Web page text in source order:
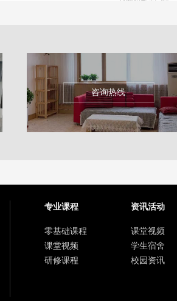
咨询热线
专业课程
零基础课程
课堂视频
研修课程
资讯活动
课堂视频
学生宿舍
校园资讯